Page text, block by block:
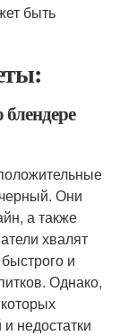
быть
Они
а также
хвалят
и
Однако,
недостатки